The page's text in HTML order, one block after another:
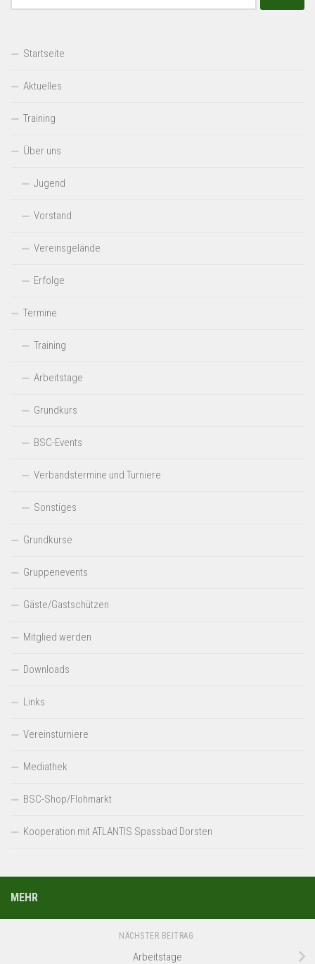
nach:
Startseite
Aktuelles
Training
Über uns
Jugend
Vorstand
Vereinsgelände
Erfolge
Termine
Training
Arbeitstage
Grundkurs
BSC-Events
Verbandstermine und Turniere
Sonstiges
Grundkurse
Gruppenevents
Gäste/Gastschützen
Mitglied werden
Downloads
Links
Vereinsturniere
Mediathek
BSC-Shop/Flohmarkt
Kooperation mit ATLANTIS Spassbad Dorsten
MEHR
NÄCHSTER BEITRAG
Arbeitstage